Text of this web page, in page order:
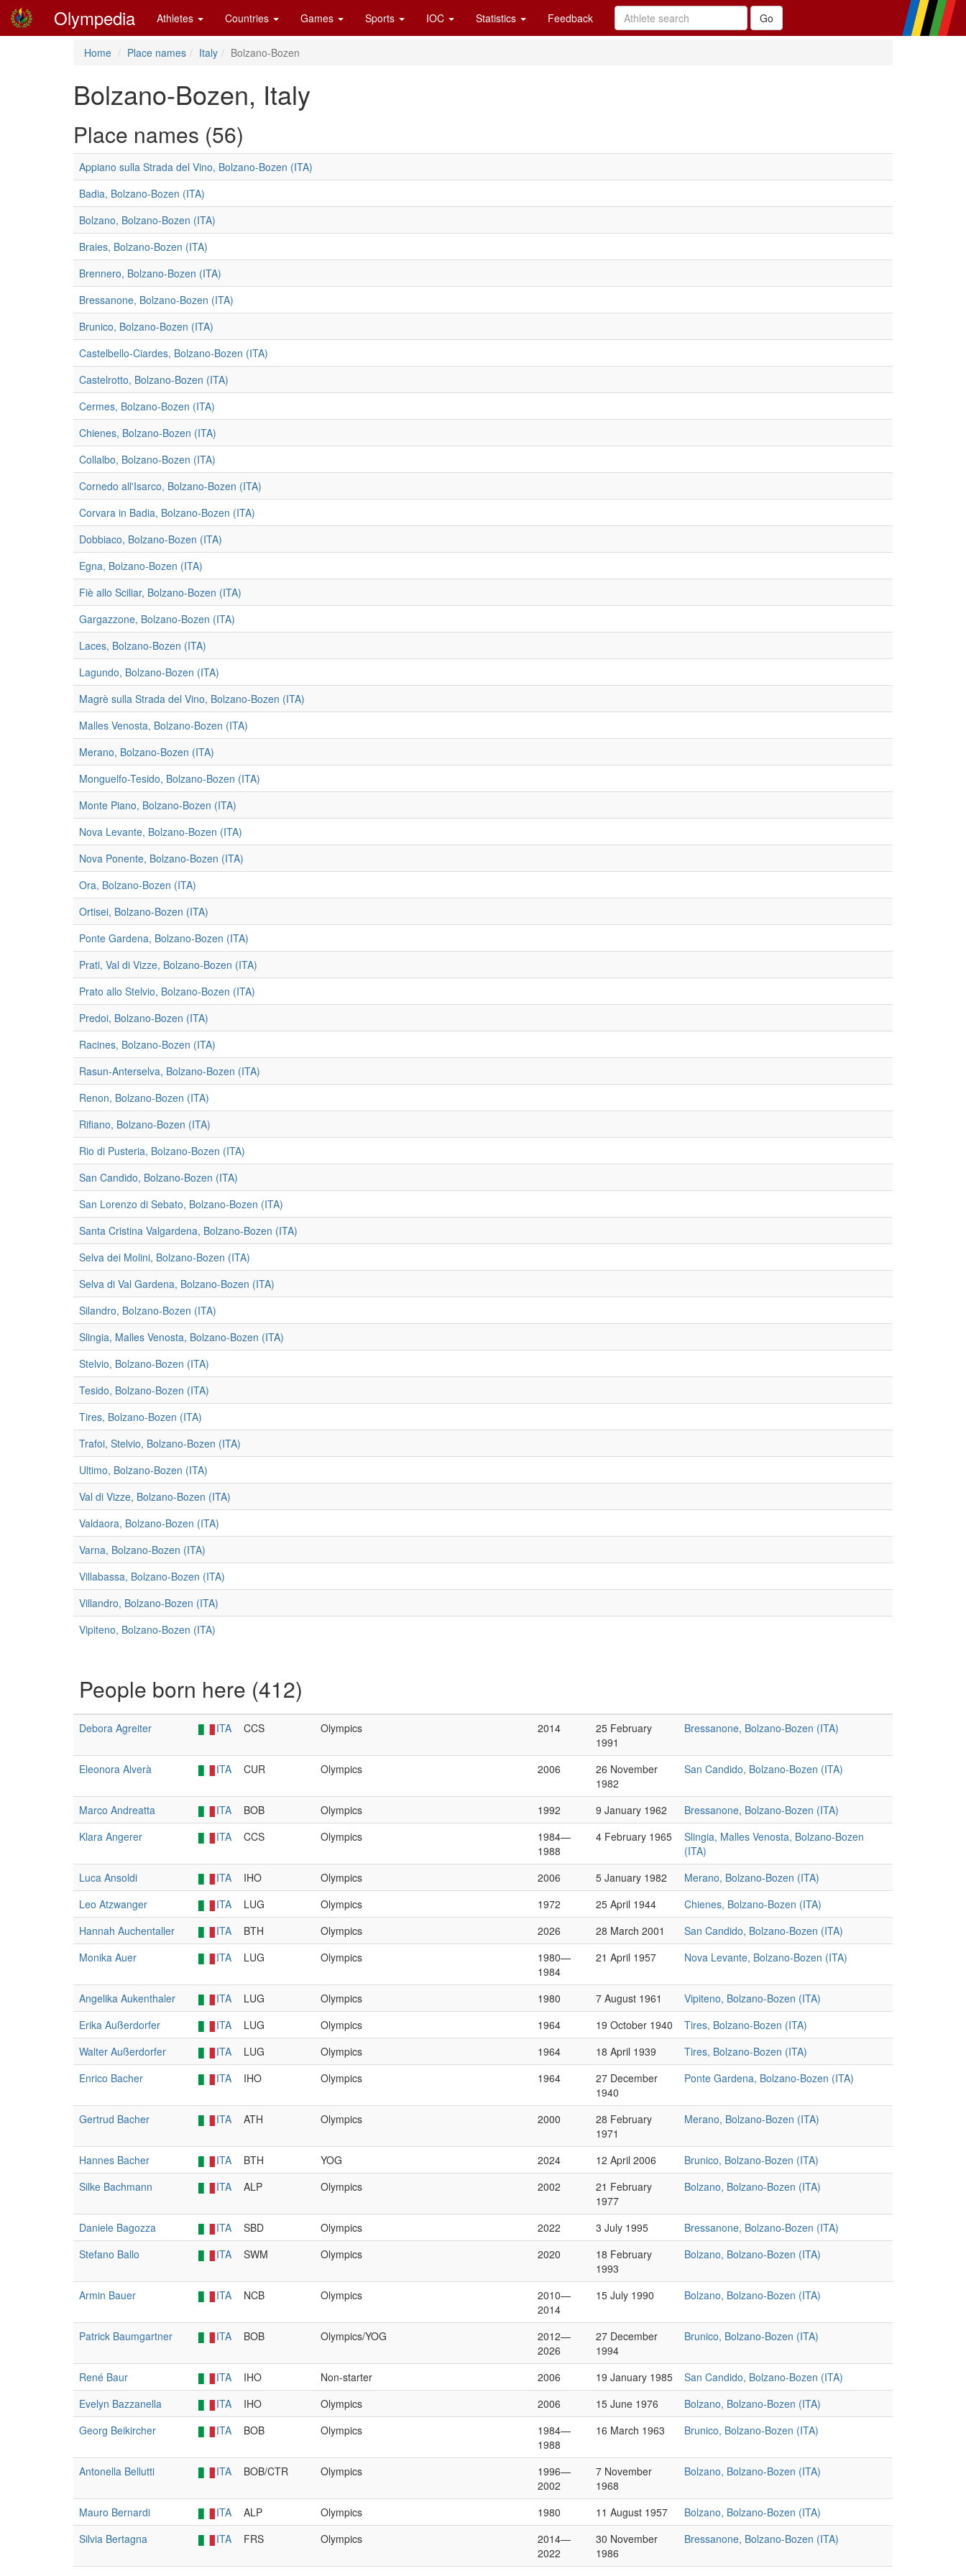
Olympedia Athletes Countries Games Sports IOC Statistics Feedback
Home Place names Italy Bolzano-Bozen
Bolzano-Bozen, Italy
Place names (56)
Appiano sulla Strada del Vino, Bolzano-Bozen (ITA)
Badia, Bolzano-Bozen (ITA)
Bolzano, Bolzano-Bozen (ITA)
Braies, Bolzano-Bozen (ITA)
Brennero, Bolzano-Bozen (ITA)
Bressanone, Bolzano-Bozen (ITA)
Brunico, Bolzano-Bozen (ITA)
Castelbello-Ciardes, Bolzano-Bozen (ITA)
Castelrotto, Bolzano-Bozen (ITA)
Cermes, Bolzano-Bozen (ITA)
Chienes, Bolzano-Bozen (ITA)
Collalbo, Bolzano-Bozen (ITA)
Cornedo all'Isarco, Bolzano-Bozen (ITA)
Corvara in Badia, Bolzano-Bozen (ITA)
Dobbiaco, Bolzano-Bozen (ITA)
Egna, Bolzano-Bozen (ITA)
Fiè allo Sciliar, Bolzano-Bozen (ITA)
Gargazzone, Bolzano-Bozen (ITA)
Laces, Bolzano-Bozen (ITA)
Lagundo, Bolzano-Bozen (ITA)
Magrè sulla Strada del Vino, Bolzano-Bozen (ITA)
Malles Venosta, Bolzano-Bozen (ITA)
Merano, Bolzano-Bozen (ITA)
Monguelfo-Tesido, Bolzano-Bozen (ITA)
Monte Piano, Bolzano-Bozen (ITA)
Nova Levante, Bolzano-Bozen (ITA)
Nova Ponente, Bolzano-Bozen (ITA)
Ora, Bolzano-Bozen (ITA)
Ortisei, Bolzano-Bozen (ITA)
Ponte Gardena, Bolzano-Bozen (ITA)
Prati, Val di Vizze, Bolzano-Bozen (ITA)
Prato allo Stelvio, Bolzano-Bozen (ITA)
Predoi, Bolzano-Bozen (ITA)
Racines, Bolzano-Bozen (ITA)
Rasun-Anterselva, Bolzano-Bozen (ITA)
Renon, Bolzano-Bozen (ITA)
Rifiano, Bolzano-Bozen (ITA)
Rio di Pusteria, Bolzano-Bozen (ITA)
San Candido, Bolzano-Bozen (ITA)
San Lorenzo di Sebato, Bolzano-Bozen (ITA)
Santa Cristina Valgardena, Bolzano-Bozen (ITA)
Selva dei Molini, Bolzano-Bozen (ITA)
Selva di Val Gardena, Bolzano-Bozen (ITA)
Silandro, Bolzano-Bozen (ITA)
Slingia, Malles Venosta, Bolzano-Bozen (ITA)
Stelvio, Bolzano-Bozen (ITA)
Tesido, Bolzano-Bozen (ITA)
Tires, Bolzano-Bozen (ITA)
Trafoi, Stelvio, Bolzano-Bozen (ITA)
Ultimo, Bolzano-Bozen (ITA)
Val di Vizze, Bolzano-Bozen (ITA)
Valdaora, Bolzano-Bozen (ITA)
Varna, Bolzano-Bozen (ITA)
Villabassa, Bolzano-Bozen (ITA)
Villandro, Bolzano-Bozen (ITA)
Vipiteno, Bolzano-Bozen (ITA)
People born here (412)
Debora Agreiter ITA CCS Olympics 2014
25 February
1991
Bressanone, Bolzano-Bozen (ITA)
Eleonora Alverà ITA CUR Olympics 2006
26 November
1982
San Candido, Bolzano-Bozen (ITA)
Marco Andreatta ITA BOB Olympics 1992 9 January 1962
Bressanone, Bolzano-Bozen (ITA)
Klara Angerer
ITA CCS Olympics
1984—
1988
4 February 1965
Slingia, Malles Venosta, Bolzano-Bozen
(ITA)
Luca Ansoldi
ITA IHO Olympics 2006 5 January 1982
Merano, Bolzano-Bozen (ITA)
Leo Atzwanger
ITA LUG Olympics 1972 25 April 1944
Chienes, Bolzano-Bozen (ITA)
Hannah Auchentaller
ITA BTH Olympics 2026 28 March 2001
San Candido, Bolzano-Bozen (ITA)
Monika Auer
ITA LUG Olympics
1980—
1984
21 April 1957 Nova Levante, Bolzano-Bozen (ITA)
Angelika Aukenthaler ITA LUG Olympics 1980 7 August 1961
Vipiteno, Bolzano-Bozen (ITA)
Erika Außerdorfer
ITA LUG Olympics 1964 19 October 1940
Tires, Bolzano-Bozen (ITA)
Walter Außerdorfer
ITA LUG Olympics 1964 18 April 1939
Tires, Bolzano-Bozen (ITA)
Enrico Bacher
ITA IHO Olympics 1964
27 December
1940
Ponte Gardena, Bolzano-Bozen (ITA)
Gertrud Bacher ITA ATH Olympics 2000
28 February
1971
Merano, Bolzano-Bozen (ITA)
Hannes Bacher ITA BTH YOG 2024 12 April 2006
Brunico, Bolzano-Bozen (ITA)
Silke Bachmann
ITA ALP Olympics 2002
21 February
1977
Bolzano, Bolzano-Bozen (ITA)
Daniele Bagozza ITA SBD Olympics 2022 3 July 1995
Bressanone, Bolzano-Bozen (ITA)
Stefano Ballo
ITA SWM Olympics 2020
18 February
1993
Bolzano, Bolzano-Bozen (ITA)
Armin Bauer ITA NCB Olympics
2010—
2014
15 July 1990 Bolzano, Bolzano-Bozen (ITA)
Patrick Baumgartner ITA BOB Olympics/YOG
2012—
2026
27 December
1994
Brunico, Bolzano-Bozen (ITA)
René Baur ITA IHO Non-starter 2006 19 January 1985
San Candido, Bolzano-Bozen (ITA)
Evelyn Bazzanella
ITA IHO Olympics 2006 15 June 1976
Bolzano, Bolzano-Bozen (ITA)
Georg Beikircher
ITA BOB Olympics
1984—
1988
16 March 1963 Brunico, Bolzano-Bozen (ITA)
Antonella Bellutti ITA BOB/CTR Olympics
1996—
2002
7 November
1968
Bolzano, Bolzano-Bozen (ITA)
Mauro Bernardi ITA ALP Olympics 1980 11 August 1957
Bolzano, Bolzano-Bozen (ITA)
Silvia Bertagna
ITA FRS Olympics
2014—
2022
30 November
1986
Bressanone, Bolzano-Bozen (ITA)